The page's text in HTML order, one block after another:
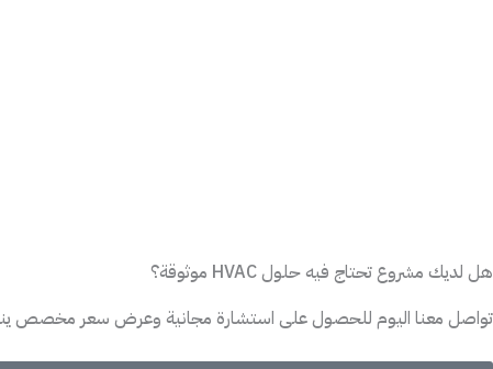
هل لديك مشروع تحتاج فيهحلول HVAC موثوقة؟
تواصل معنا اليوم للحصول على استشارة مجانية وعرض سعر مخصص